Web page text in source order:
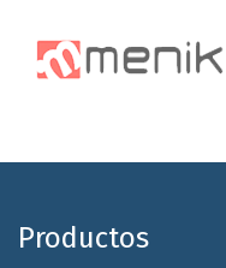
Productos